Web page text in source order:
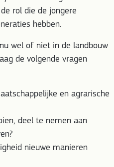
rol die de jongere
hebben.
wel of niet in de landbouw
de volgende vragen
en agrarische
deel te nemen aan
nieuwe manieren